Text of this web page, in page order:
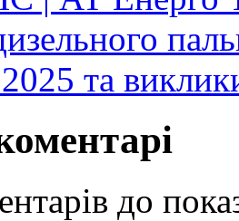
та
до